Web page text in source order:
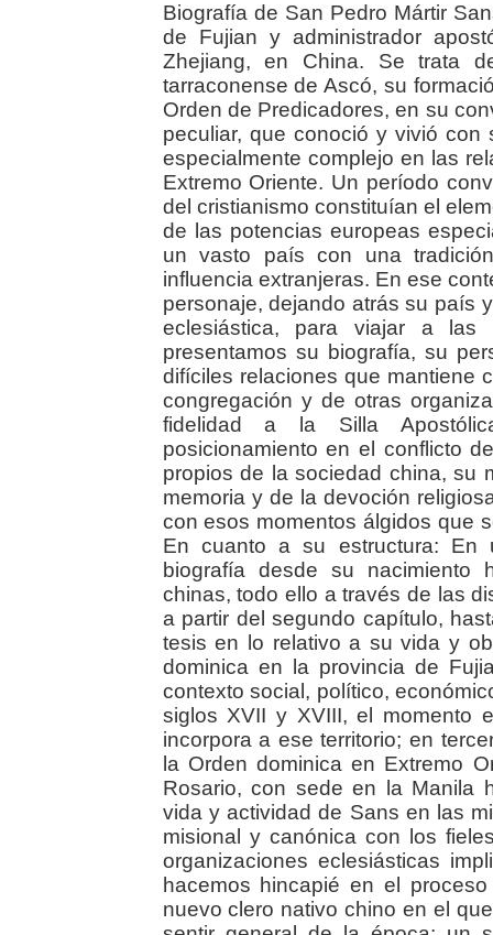
Biografía de San Pedro Mártir
de Fujian y administrador
Zhejiang, en China. Se trata
tarraconense de Ascó, su
Orden de Predicadores, en su
peculiar, que conoció y vivió con
especialmente complejo en las
Extremo Oriente. Un período
del cristianismo constituían el
de las potencias europeas
un vasto país con una
influencia extranjeras. En ese
personaje, dejando atrás su país
eclesiástica, para viajar a
presentamos su biografía, su
difíciles relaciones que mantiene
congregación y de otras
fidelidad a la Silla
posicionamiento en el conflicto
propios de la sociedad china, su
memoria y de la devoción
con esos momentos álgidos que
En cuanto a su estructura: En
biografía desde su nacimiento
chinas, todo ello a través de las
a partir del segundo capítulo,
tesis en lo relativo a su vida y
dominica en la provincia de
contexto social, político,
siglos XVII y XVIII, el momento
incorpora a ese territorio; en
la Orden dominica en Extremo
Rosario, con sede en la Manila
vida y actividad de Sans en las
misional y canónica con los
organizaciones eclesiásticas
hacemos hincapié en el
nuevo clero nativo chino en el